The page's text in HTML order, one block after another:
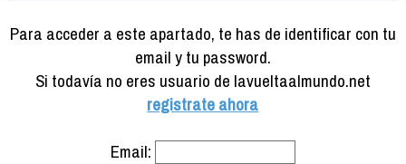
Compañeros de viaje
Info viajeros
Para acceder a este apartado, te has de identificar con tu
email y tu password.
Si todavía no eres usuario de lavueltaalmundo.net
registrate ahora
Email: